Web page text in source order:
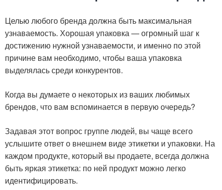
Целью любого бренда должна быть максимальная
узнаваемость. Хорошая упаковка — огромный шаг к
достижению нужной узнаваемости, и именно по этой
причине вам необходимо, чтобы ваша упаковка
выделялась среди конкурентов.
Когда вы думаете о некоторых из ваших любимых
брендов, что вам вспоминается в первую очередь?
Задавая этот вопрос группе людей, вы чаще всего
услышите ответ о внешнем виде этикетки и упаковки. На
каждом продукте, который вы продаете, всегда должна
быть яркая этикетка: по ней продукт можно легко
идентифицировать.